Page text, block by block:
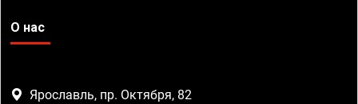
О нас
Ярославль, пр. Октября, 82